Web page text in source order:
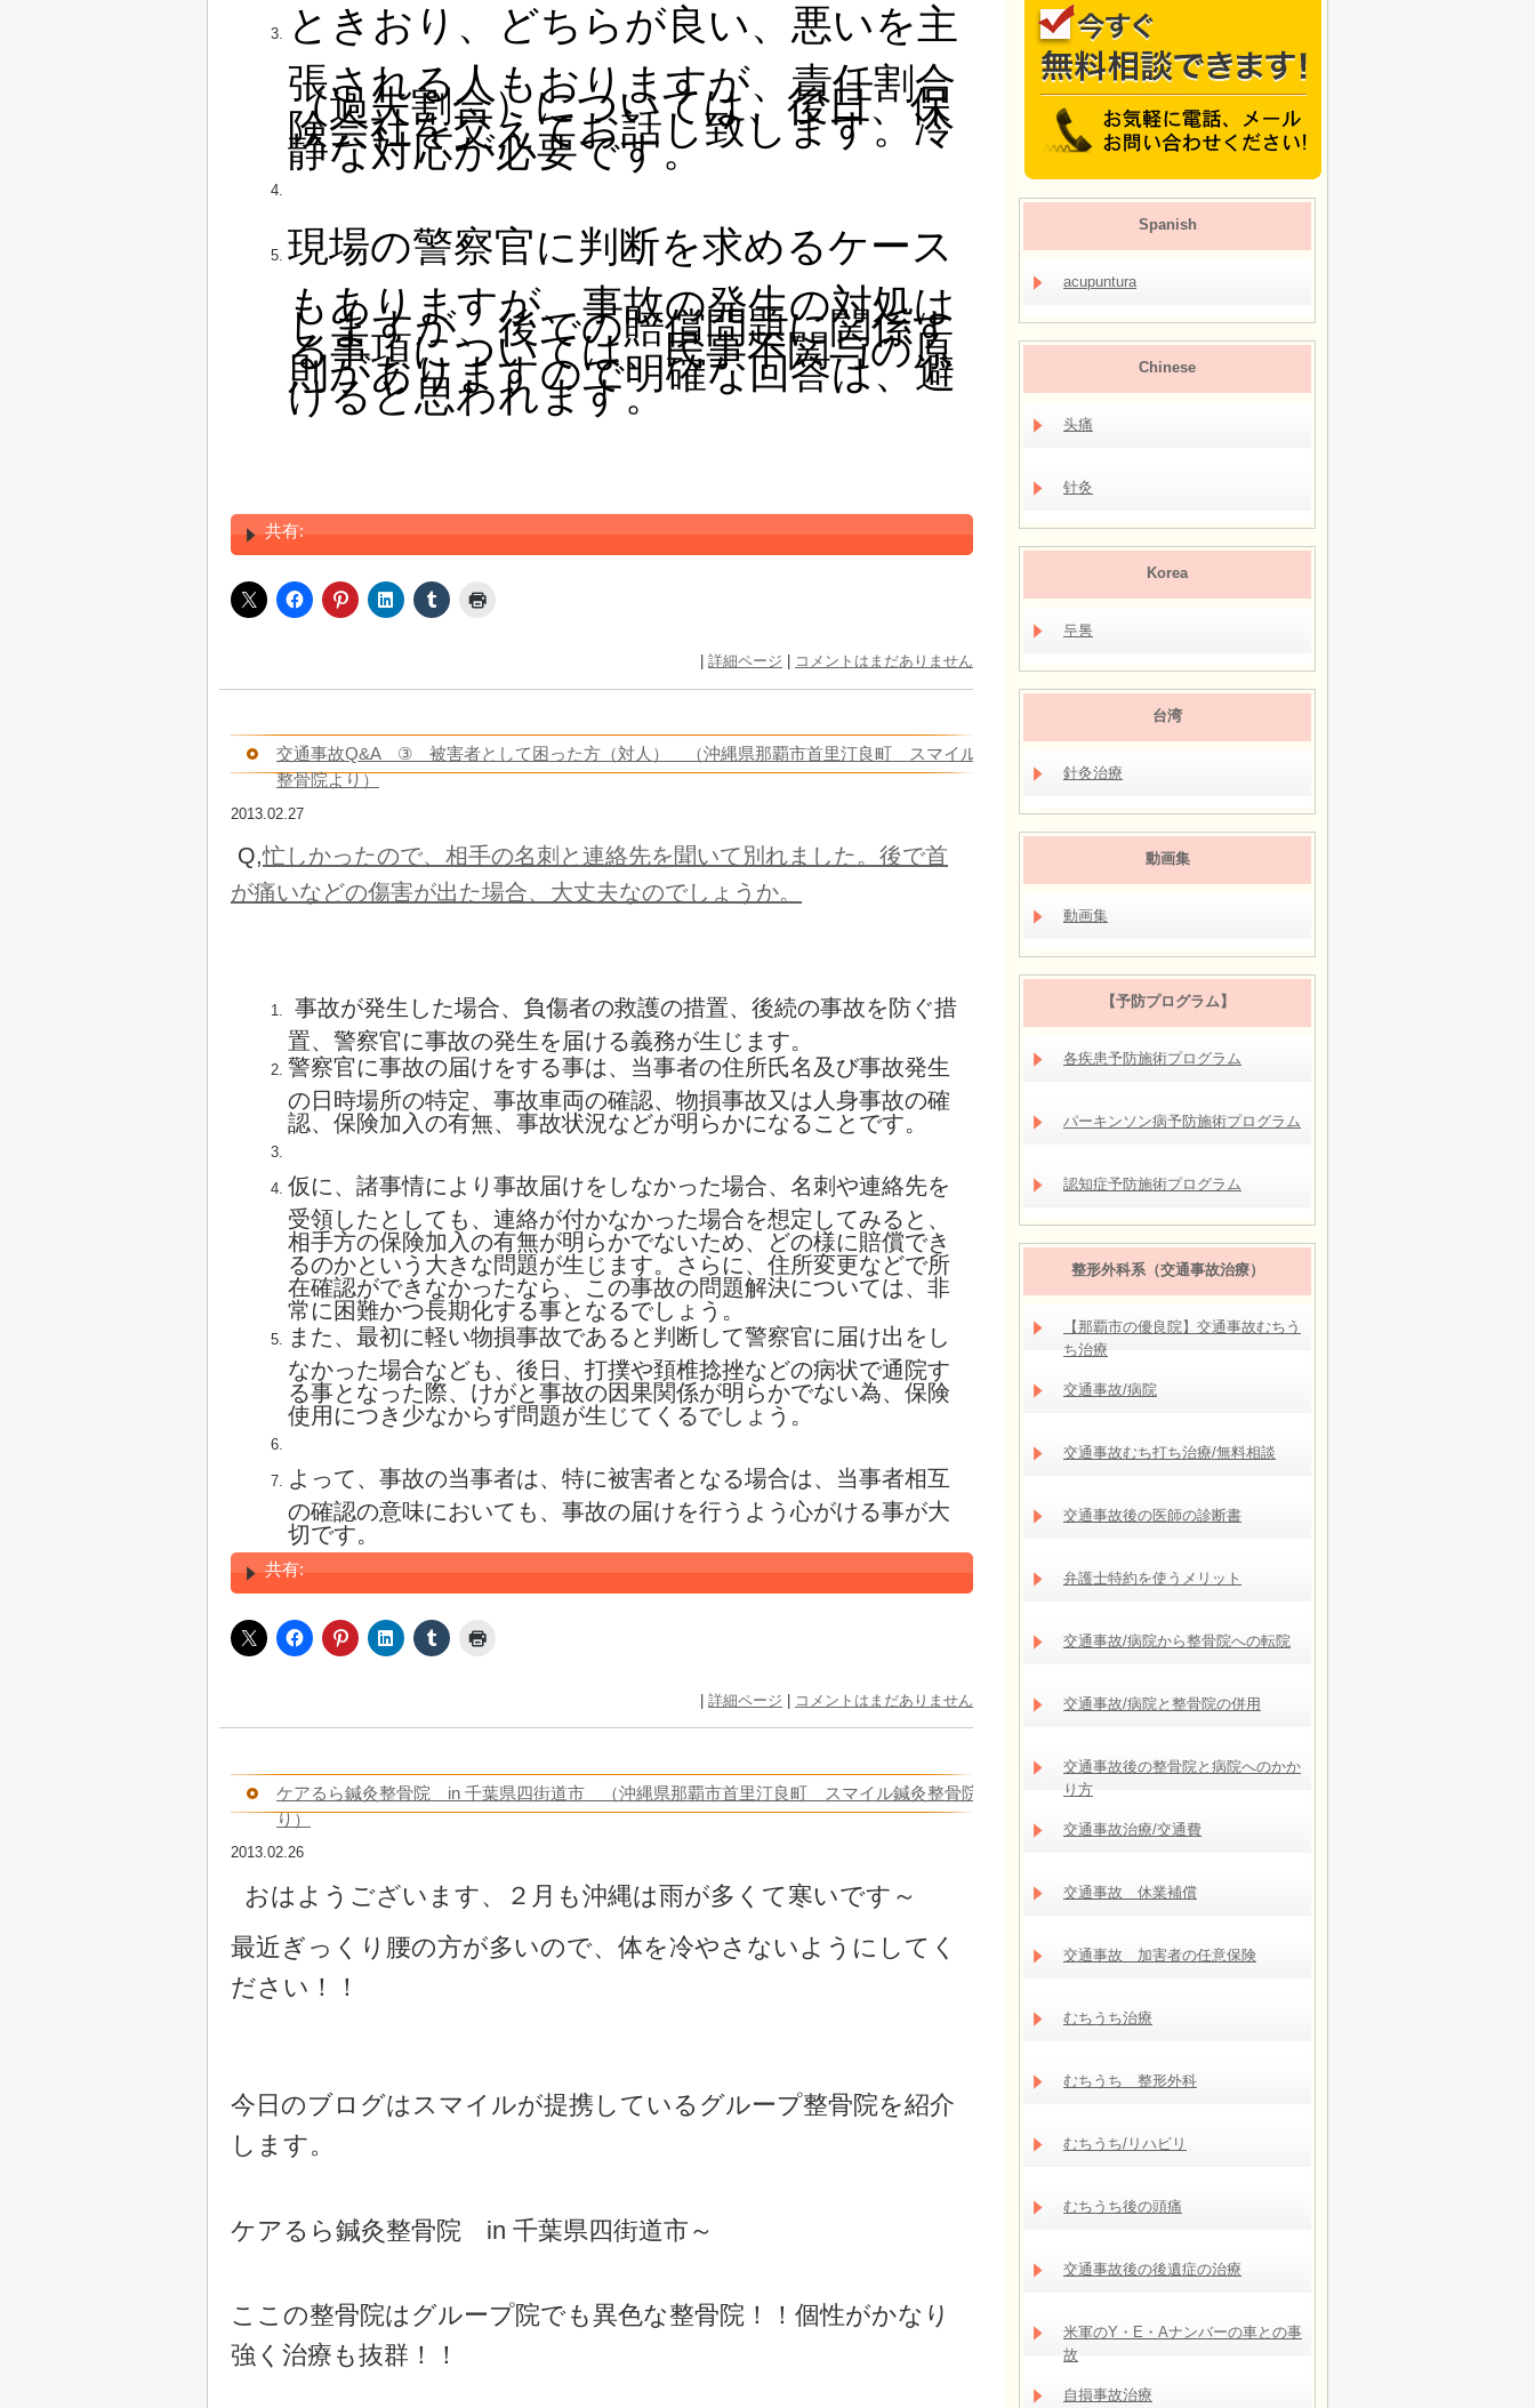
ときおり、どちらが良い、悪いを主
張される人もおりますが、責任割合
（過失割合）については、後日、保
険会社を交えてお話し致します。冷
静な対応が必要です。
現場の警察官に判断を求めるケース
もありますが、事故の発生の対処は
しますが、後での賠償問題に関係す
る事項については、民事不関与の原
則がありますので明確な回答は、避
けると思われます。
共有:
詳細ページ コメントはまだありません
交通事故Q&A ③ 被害者として困った方（対人） （沖縄県那覇市首里汀良町 スマイル鍼灸
整骨院より）
2013.02.27
Q,忙しかったので、相手の名刺と連絡先を聞いて別れました。後で首
が痛いなどの傷害が出た場合、大丈夫なのでしょうか。
事故が発生した場合、負傷者の救護の措置、後続の事故を防ぐ措
置、警察官に事故の発生を届ける義務が生じます。
警察官に事故の届けをする事は、当事者の住所氏名及び事故発生
の日時場所の特定、事故車両の確認、物損事故又は人身事故の確
認、保険加入の有無、事故状況などが明らかになることです。
仮に、諸事情により事故届けをしなかった場合、名刺や連絡先を
受領したとしても、連絡が付かなかった場合を想定してみると、
相手方の保険加入の有無が明らかでないため、どの様に賠償でき
るのかという大きな問題が生じます。さらに、住所変更などで所
在確認ができなかったなら、この事故の問題解決については、非
常に困難かつ長期化する事となるでしょう。
また、最初に軽い物損事故であると判断して警察官に届け出をし
なかった場合なども、後日、打撲や頚椎捻挫などの病状で通院す
る事となった際、けがと事故の因果関係が明らかでない為、保険
使用につき少なからず問題が生じてくるでしょう。
よって、事故の当事者は、特に被害者となる場合は、当事者相互
の確認の意味においても、事故の届けを行うよう心がける事が大
切です。
共有:
| 詳細ページ | コメントはまだありません
ケアるら鍼灸整骨院 in 千葉県四街道市 （沖縄県那覇市首里汀良町 スマイル鍼灸整骨院よ
り）
2013.02.26
おはようございます、２月も沖縄は雨が多くて寒いです～
最近ぎっくり腰の方が多いので、体を冷やさないようにしてく
ださい！！
今日のブログはスマイルが提携しているグループ整骨院を紹介
します。
ケアるら鍼灸整骨院 in 千葉県四街道市～
ここの整骨院はグループ院でも異色な整骨院！！個性がかなり
強く治療も抜群！！
Spanish
acupuntura
Chinese
头痛
针灸
Korea
두통
台湾
針灸治療
動画集
動画集
【予防プログラム】
各疾患予防施術プログラム
パーキンソン病予防施術プログラム
認知症予防施術プログラム
整形外科系（交通事故治療）
【那覇市の優良院】交通事故むちう
ち治療
交通事故/病院
交通事故むち打ち治療/無料相談
交通事故後の医師の診断書
弁護士特約を使うメリット
交通事故/病院から整骨院への転院
交通事故/病院と整骨院の併用
交通事故後の整骨院と病院へのかか
り方
交通事故治療/交通費
交通事故 休業補償
交通事故 加害者の任意保険
むちうち治療
むちうち 整形外科
むちうち/リハビリ
むちうち後の頭痛
交通事故後の後遺症の治療
米軍のY・E・Aナンバーの車との事
故
自損事故治療